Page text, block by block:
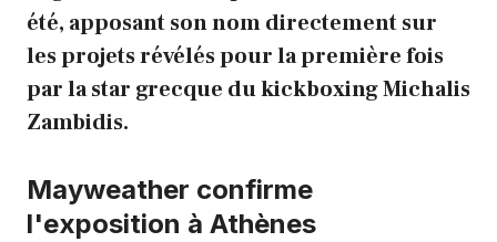
été, apposant son nom directement sur
les projets révélés pour la première fois
par la star grecque du kickboxing Michalis
Zambidis.
Mayweather confirme
l'exposition à Athènes